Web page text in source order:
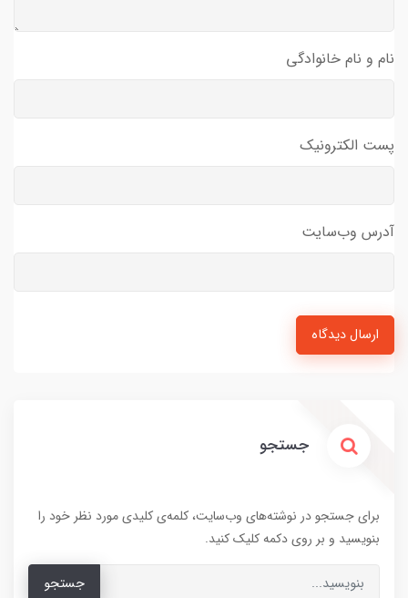
نام و نام خانوادگی
پست الکترونیک
آدرس وب‌سایت
ارسال دیدگاه
جستجو
برای جستجو در نوشته‌های وب‌سایت، کلمه‌ی کلیدی مورد نظر خود را
بنویسید و بر روی دکمه کلیک کنید.
جستجو